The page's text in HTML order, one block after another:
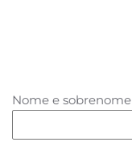
Nome e sobrenome